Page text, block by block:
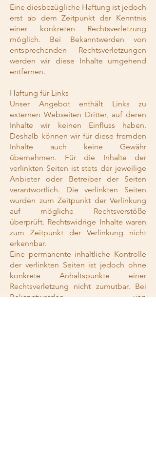
Eine diesbezügliche Haftung ist jedoch
erst ab dem Zeitpunkt der Kenntnis
einer konkreten Rechtsverletzung
möglich. Bei Bekanntwerden von
entsprechenden Rechtsverletzungen
werden wir diese Inhalte umgehend
entfernen.
Haftung für Links
Unser Angebot enthält Links zu
externen Webseiten Dritter, auf deren
Inhalte wir keinen Einfluss haben.
Deshalb können wir für diese fremden
Inhalte auch keine Gewähr
übernehmen. Für die Inhalte der
verlinkten Seiten ist stets der jeweilige
Anbieter oder Betreiber der Seiten
verantwortlich. Die verlinkten Seiten
wurden zum Zeitpunkt der Verlinkung
auf mögliche Rechtsverstöße
überprüft. Rechtswidrige Inhalte waren
zum Zeitpunkt der Verlinkung nicht
erkennbar.
Eine permanente inhaltliche Kontrolle
der verlinkten Seiten ist jedoch ohne
konkrete Anhaltspunkte einer
Rechtsverletzung nicht zumutbar. Bei
Bekanntwerden von